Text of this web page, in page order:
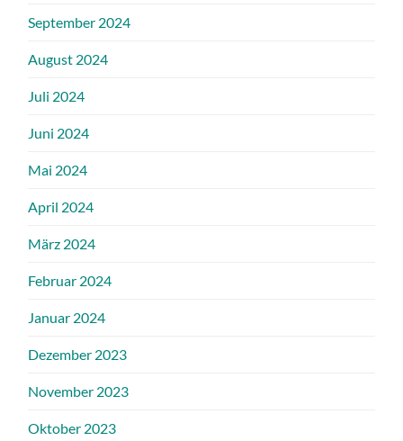
September 2024
August 2024
Juli 2024
Juni 2024
Mai 2024
April 2024
März 2024
Februar 2024
Januar 2024
Dezember 2023
November 2023
Oktober 2023